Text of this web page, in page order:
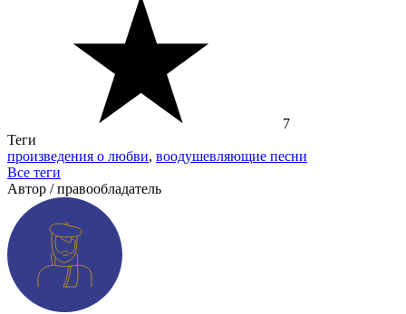
7
Теги
произведения о любви, воодушевляющие песни
Все теги
Автор / правообладатель